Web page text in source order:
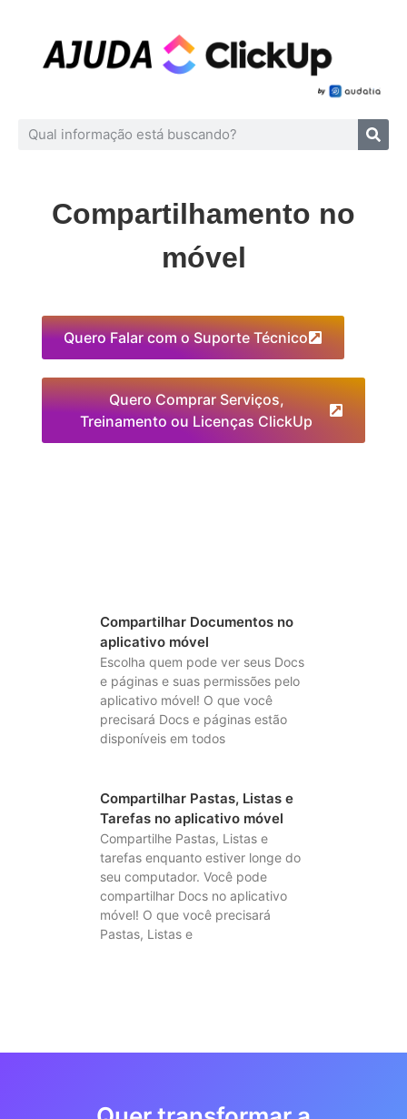
Compartilhamento no
móvel
Quero Falar com o Suporte Técnico
Quero Comprar Serviços,
Treinamento ou Licenças ClickUp
Compartilhar Documentos no
aplicativo móvel
Escolha quem pode ver seus Docs
e páginas e suas permissões pelo
aplicativo móvel! O que você
precisará Docs e páginas estão
disponíveis em todos
Compartilhar Pastas, Listas e
Tarefas no aplicativo móvel
Compartilhe Pastas, Listas e
tarefas enquanto estiver longe do
seu computador. Você pode
compartilhar Docs no aplicativo
móvel! O que você precisará
Pastas, Listas e